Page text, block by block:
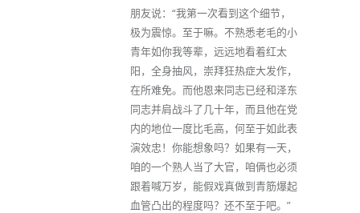
朋友说：“我第一次看到这个细节，
极为震惊。至于嘛。不熟悉老毛的小
青年如你我等辈，远远地看着红太
阳，全身抽风，崇拜狂热症大发作，
在所难免。而他恩来同志已经和泽东
同志并肩战斗了几十年，而且他在党
内的地位一度比毛高，何至于如此表
演效忠！你能想象吗？如果有一天，
咱的一个熟人当了大官，咱俩也必须
跟着喊万岁，能假戏真做到青筋爆起
血管凸出的程度吗？还不至于吧。”